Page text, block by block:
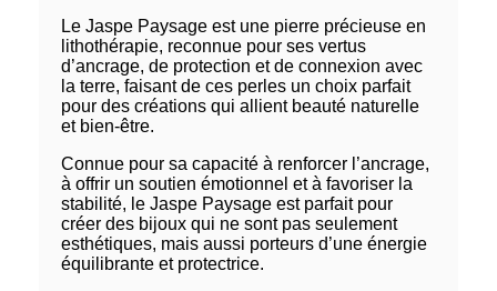
Le Jaspe Paysage est une pierre précieuse en
lithothérapie, reconnue pour ses vertus
d’ancrage, de protection et de connexion avec
la terre, faisant de ces perles un choix parfait
pour des créations qui allient beauté naturelle
et bien-être.
Connue pour sa capacité à renforcer l’ancrage,
à offrir un soutien émotionnel et à favoriser la
stabilité, le Jaspe Paysage est parfait pour
créer des bijoux qui ne sont pas seulement
esthétiques, mais aussi porteurs d’une énergie
équilibrante et protectrice.